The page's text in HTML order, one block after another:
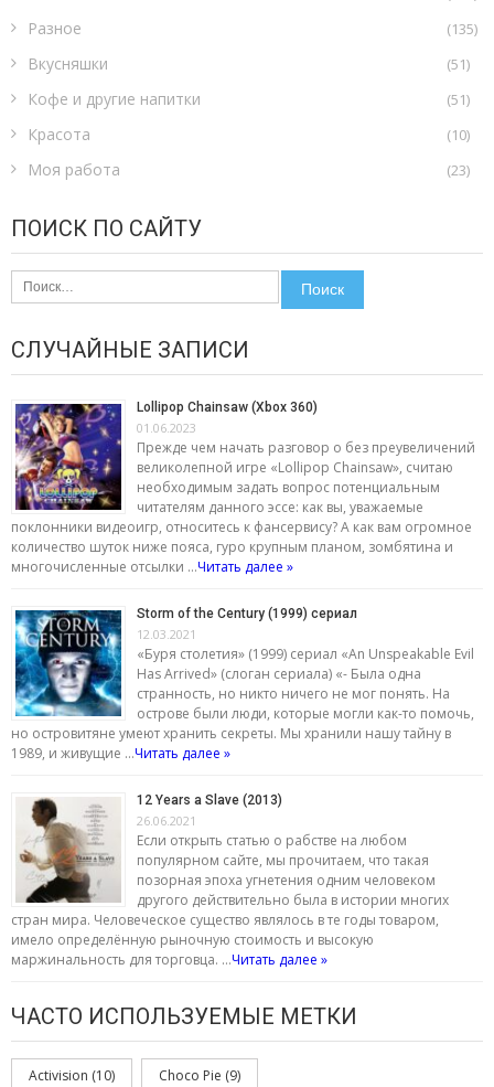
Разное (135)
Вкусняшки (51)
Кофе и другие напитки (51)
Красота (10)
Моя работа (23)
ПОИСК ПО САЙТУ
Найти:
СЛУЧАЙНЫЕ ЗАПИСИ
Lollipop Chainsaw (Xbox 360)
01.06.2023
Прежде чем начать разговор о без преувеличений
великолепной игре «Lollipop Chainsaw», считаю
необходимым задать вопрос потенциальным
читателям данного эссе: как вы, уважаемые
поклонники видеоигр, относитесь к фансервису? А как вам огромное
количество шуток ниже пояса, гуро крупным планом, зомбятина и
многочисленные отсылки …Читать далее »
Storm of the Century (1999) сериал
12.03.2021
«Буря столетия» (1999) сериал «An Unspeakable Evil
Has Arrived» (слоган сериала) «- Была одна
странность, но никто ничего не мог понять. На
острове были люди, которые могли как-то помочь,
но островитяне умеют хранить секреты. Мы хранили нашу тайну в
1989, и живущие …Читать далее »
12 Years a Slave (2013)
26.06.2021
Если открыть статью о рабстве на любом
популярном сайте, мы прочитаем, что такая
позорная эпоха угнетения одним человеком
другого действительно была в истории многих
стран мира. Человеческое существо являлось в те годы товаром,
имело определённую рыночную стоимость и высокую
маржинальность для торговца. …Читать далее »
ЧАСТО ИСПОЛЬЗУЕМЫЕ МЕТКИ
Activision (10) Choco Pie (9)